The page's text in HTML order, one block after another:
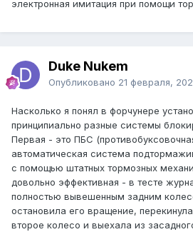
электронная имитация при помощи
Duke Nukem
Опубликовано 21 февраля,
Насколько я понял в форчунере
принципиально разные системы
Первая - это ПБС
автоматическая система
с помощью штатных тормозных
довольно эффективная - в тесте
полностью вывешенным задним
остановила его вращение,
второе колесо и выехала из